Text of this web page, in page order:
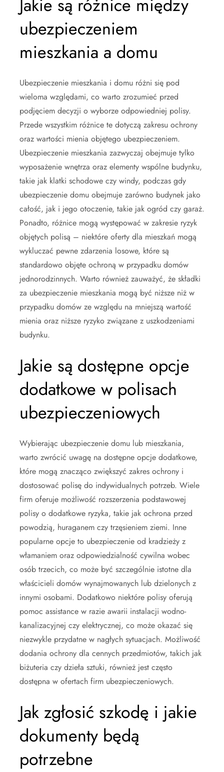
Jakie są różnice między
ubezpieczeniem
mieszkania a domu
Ubezpieczenie mieszkania i domu różni się pod
wieloma względami, co warto zrozumieć przed
podjęciem decyzji o wyborze odpowiedniej polisy.
Przede wszystkim różnice te dotyczą zakresu ochrony
oraz wartości mienia objętego ubezpieczeniem.
Ubezpieczenie mieszkania zazwyczaj obejmuje tylko
wyposażenie wnętrza oraz elementy wspólne budynku,
takie jak klatki schodowe czy windy, podczas gdy
ubezpieczenie domu obejmuje zarówno budynek jako
całość, jak i jego otoczenie, takie jak ogród czy garaż.
Ponadto, różnice mogą występować w zakresie ryzyk
objętych polisą – niektóre oferty dla mieszkań mogą
wykluczać pewne zdarzenia losowe, które są
standardowo objęte ochroną w przypadku domów
jednorodzinnych. Warto również zauważyć, że składki
za ubezpieczenie mieszkania mogą być niższe niż w
przypadku domów ze względu na mniejszą wartość
mienia oraz niższe ryzyko związane z uszkodzeniami
budynku.
Jakie są dostępne opcje
dodatkowe w polisach
ubezpieczeniowych
Wybierając ubezpieczenie domu lub mieszkania,
warto zwrócić uwagę na dostępne opcje dodatkowe,
które mogą znacząco zwiększyć zakres ochrony i
dostosować polisę do indywidualnych potrzeb. Wiele
firm oferuje możliwość rozszerzenia podstawowej
polisy o dodatkowe ryzyka, takie jak ochrona przed
powodzią, huraganem czy trzęsieniem ziemi. Inne
popularne opcje to ubezpieczenie od kradzieży z
włamaniem oraz odpowiedzialność cywilna wobec
osób trzecich, co może być szczególnie istotne dla
właścicieli domów wynajmowanych lub dzielonych z
innymi osobami. Dodatkowo niektóre polisy oferują
pomoc assistance w razie awarii instalacji wodno-
kanalizacyjnej czy elektrycznej, co może okazać się
niezwykle przydatne w nagłych sytuacjach. Możliwość
dodania ochrony dla cennych przedmiotów, takich jak
biżuteria czy dzieła sztuki, również jest często
dostępna w ofertach firm ubezpieczeniowych.
Jak zgłosić szkodę i jakie
dokumenty będą
potrzebne